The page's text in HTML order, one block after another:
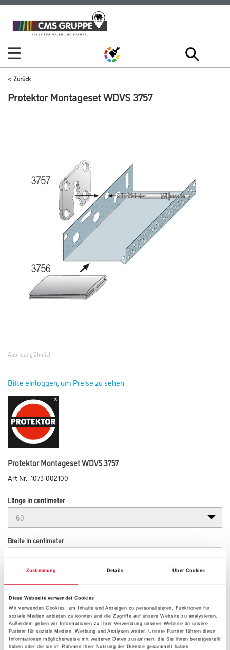
Zustimmung Details Über Cookies
Diese Webseite verwendet Cookies
Wir verwenden Cookies, um Inhalte und Anzeigen zu personalisieren, Funktionen für
soziale Medien anbieten zu können und die Zugriffe auf unsere Website zu analysieren.
Außerdem geben wir Informationen zu Ihrer Verwendung unserer Website an unsere
Partner für soziale Medien, Werbung und Analysen weiter. Unsere Partner führen diese
Informationen möglicherweise mit weiteren Daten zusammen, die Sie ihnen bereitgestellt
haben oder die sie im Rahmen Ihrer Nutzung der Dienste gesammelt haben.
Zum
Inhalt
Zum
Navigationsmenü
Zurück
Protektor Montageset WDVS 3757
Abbildung ähnlich
Bitte einloggen, um Preise zu sehen
Protektor Montageset WDVS 3757
Art-Nr.:1073-002100
Länge in centimeter
Breite in centimeter
Gebinde